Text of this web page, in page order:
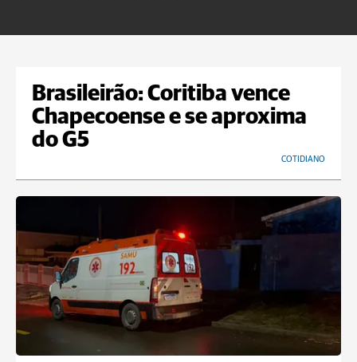
Brasileirão: Coritiba vence
Chapecoense e se aproxima
do G5
COTIDIANO